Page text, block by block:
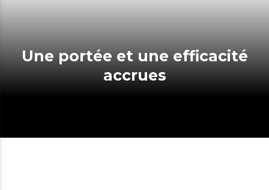
Une portée et une efficacité
accrues